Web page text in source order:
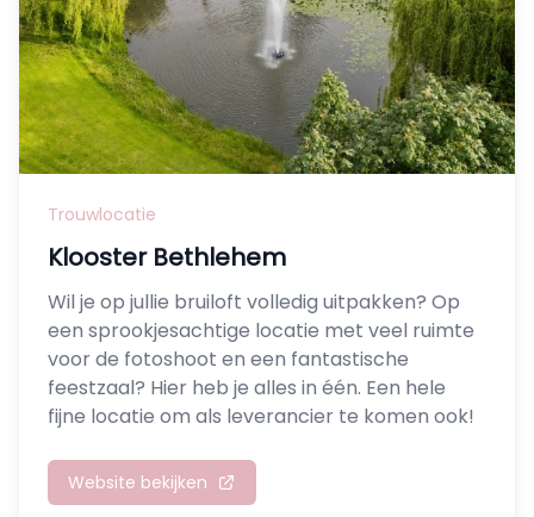
Trouwlocatie
Klooster Bethlehem
Wil je op jullie bruiloft volledig uitpakken? Op
een sprookjesachtige locatie met veel ruimte
voor de fotoshoot en een fantastische
feestzaal? Hier heb je alles in één. Een hele
fijne locatie om als leverancier te komen ook!
Website bekijken